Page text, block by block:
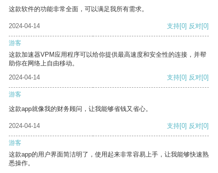
这款软件的功能非常全面，可以满足我所有需求。
2024-04-14 支持[0] 反对[0]
游客
这款加速器VPM应用程序可以给你提供最高速度和安全性的连接，并帮
助你在网络上自由移动。
2024-04-14
支持[0] 反对[0]
游客
这款app就像我的财务顾问，让我能够省钱又省心。
2024-04-14 支持[0] 反对[0]
游客
这款app的用户界面简洁明了，使用起来非常容易上手，让我能够快速熟
悉操作。